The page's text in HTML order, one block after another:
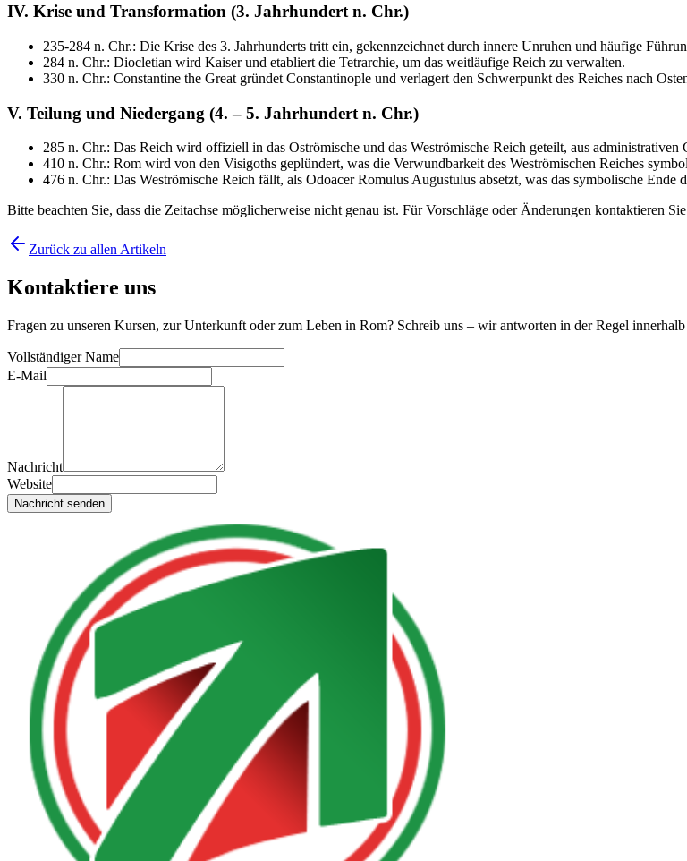
IV. Krise und Transformation (3. Jahrhundert n. Chr.)
235-284 n. Chr.: Die Krise des 3. Jahrhunderts tritt ein, gekennzeichnet durch innere Unruhen und häufige
284 n. Chr.: Diocletian wird Kaiser und etabliert die Tetrarchie, um das weitläufige Reich zu verwalten.
330 n. Chr.: Constantine the Great gründet Constantinople und verlagert den Schwerpunkt des Reiches nach
V. Teilung und Niedergang (4. – 5. Jahrhundert n. Chr.)
285 n. Chr.: Das Reich wird offiziell in das Oströmische und das Weströmische Reich geteilt, aus administrativen
410 n. Chr.: Rom wird von den Visigoths geplündert, was die Verwundbarkeit des Weströmischen Reiches
476 n. Chr.: Das Weströmische Reich fällt, als Odoacer Romulus Augustulus absetzt, was das symbolische Ende
Bitte beachten Sie, dass die Zeitachse möglicherweise nicht genau ist. Für Vorschläge oder Änderungen kontaktieren
Zurück zu allen Artikeln
Kontaktiere uns
Fragen zu unseren Kursen, zur Unterkunft oder zum Leben in Rom? Schreib uns – wir antworten in der Regel innerhalb
Vollständiger Name
E-Mail
Nachricht
Website
Nachricht senden